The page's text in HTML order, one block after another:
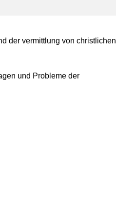
der vermittlung von christlichen
und Probleme der